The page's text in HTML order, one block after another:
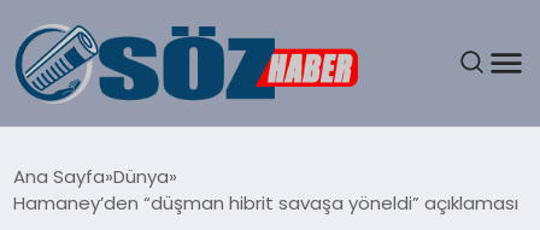
Ana Sayfa Dünya
Hamaney’den “düşman hibrit savaşa yöneldi” açıklaması